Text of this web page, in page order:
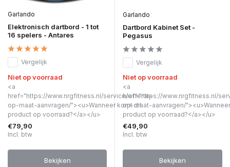
Garlando
Elektronisch dartbord - 1 tot
16 spelers - Antares
Vergelijk
Niet op voorraad
<a
href="https://www.nrgfitness.nl/service/offerte-
op-maat-aanvragen/"><u>Wanneer komt dit
product op voorraad?</a></u>
€79,90
Incl. btw
Bekijken
Garlando
Dartbord Kabinet Set -
Pegasus
Vergelijk
Niet op voorraad
<a
href="https://www.nrgfitness.nl/
op-maat-aanvragen/
product op voorraad?</a></u>
€49,90
Incl. btw
Bekijken